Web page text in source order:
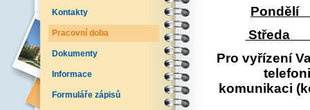
Kontakty
Pracovní doba
Dokumenty
Informace
Formuláře zápisů
Pondělí
Středa
Pro vyřízení
komunikaci